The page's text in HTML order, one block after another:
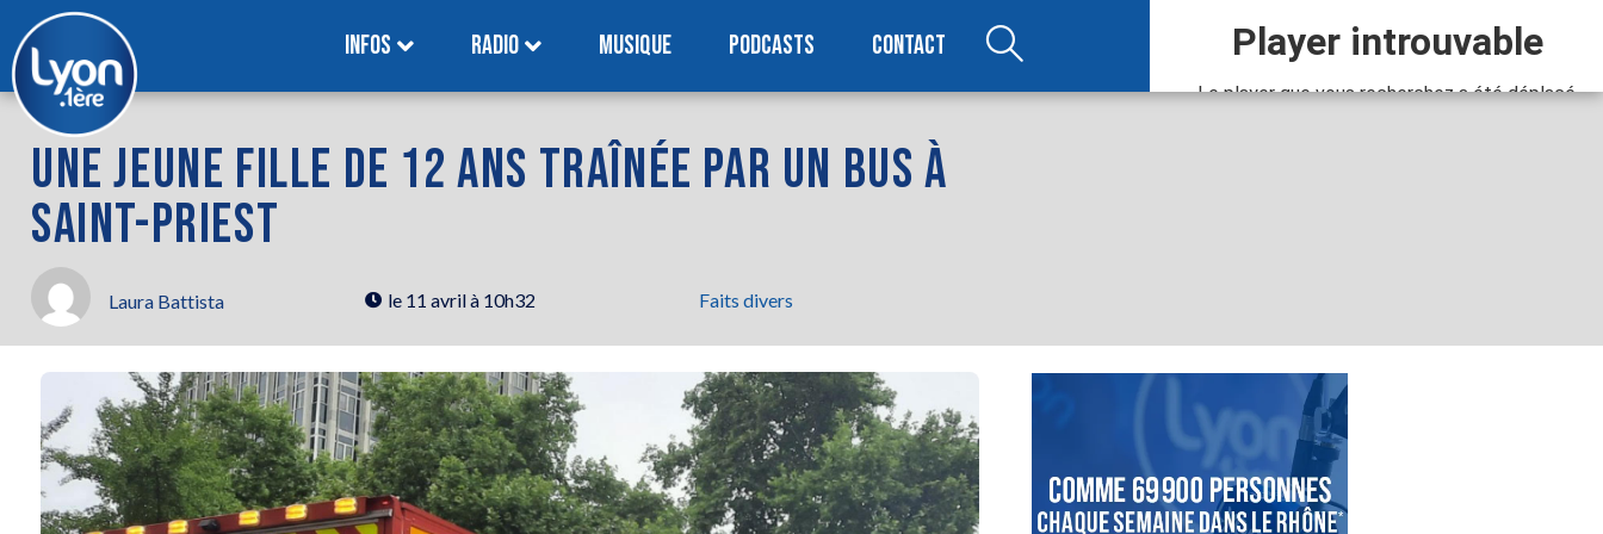
INFOS RADIO MUSIQUE PODCASTS CONTACT
UNE JEUNE FILLE DE 12 ANS TRAÎNÉE PAR UN BUS À
SAINT-PRIEST
Laura Battista le 11 avril à 10h32 Faits divers